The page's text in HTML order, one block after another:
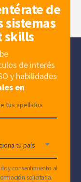
de
sistemas
skills
de interés
y habilidades
en
consentimiento al
solicitada.